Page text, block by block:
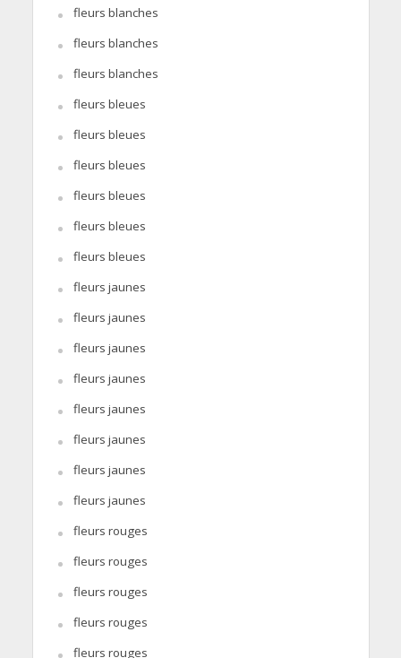
fleurs blanches
fleurs blanches
fleurs blanches
fleurs bleues
fleurs bleues
fleurs bleues
fleurs bleues
fleurs bleues
fleurs bleues
fleurs jaunes
fleurs jaunes
fleurs jaunes
fleurs jaunes
fleurs jaunes
fleurs jaunes
fleurs jaunes
fleurs jaunes
fleurs rouges
fleurs rouges
fleurs rouges
fleurs rouges
fleurs rouges